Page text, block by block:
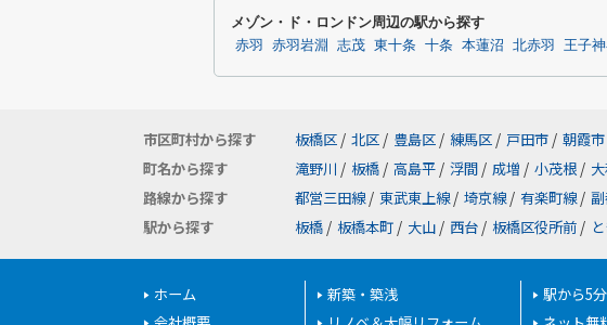
メゾン・ド・ロンドン周辺の駅から探す
赤羽 赤羽岩淵 志茂 東十条 十条 本蓮沼 北赤羽 王子
市区町村から探す 板橋区 / 北区 / 豊島区 / 練馬区 / 戸田市 / 朝霞市
町名から探す
滝野川 / 板橋 / 高島平 / 浮間 / 成増 / 小茂根 /
路線から探す
都営三田線 / 東武東上線 / 埼京線 / 有楽町線 /
駅から探す
板橋 / 板橋本町 / 大山 / 西台 / 板橋区役所前 /
ホーム
新築・築浅
駅から5